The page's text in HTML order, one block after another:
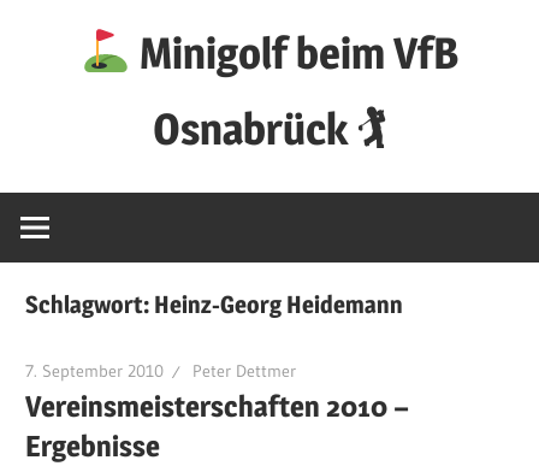
Minigolf beim VfB
Osnabrück 🏌
Schlagwort: Heinz-Georg Heidemann
7. September 2010 Peter Dettmer
Vereinsmeisterschaften 2010 –
Ergebnisse